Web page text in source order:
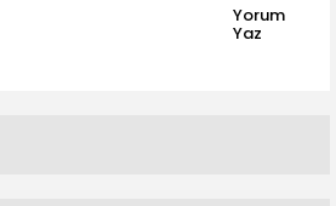
Yorum
Yaz